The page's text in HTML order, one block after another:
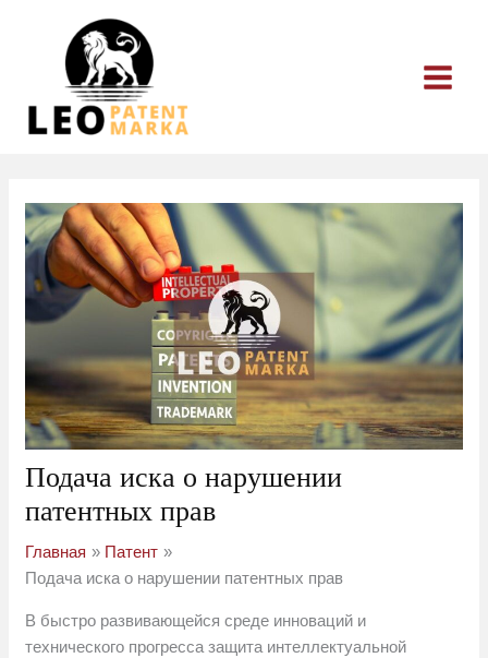
содержимому
Подача иска о нарушении
патентных прав
Главная
Патент
Подача иска о нарушении патентных прав
В быстро развивающейся среде инноваций и
технического прогресса защита интеллектуальной